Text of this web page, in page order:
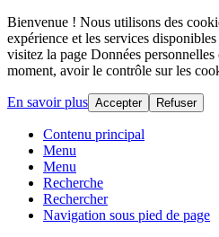
Bienvenue ! Nous utilisons des
expérience et les services
visitez la page Données
moment, avoir le contrôle sur les
En savoir plus Accepter Refuser
Contenu principal
Menu
Menu
Recherche
Rechercher
Navigation sous pied de page